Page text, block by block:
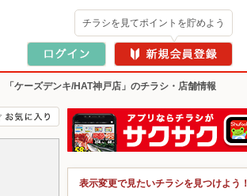
チラシを見てポイントを貯めよう
「ケーズデンキ/HAT神戸店」のチラシ・店舗情報
表示変更で見たいチラシを見つけよう！